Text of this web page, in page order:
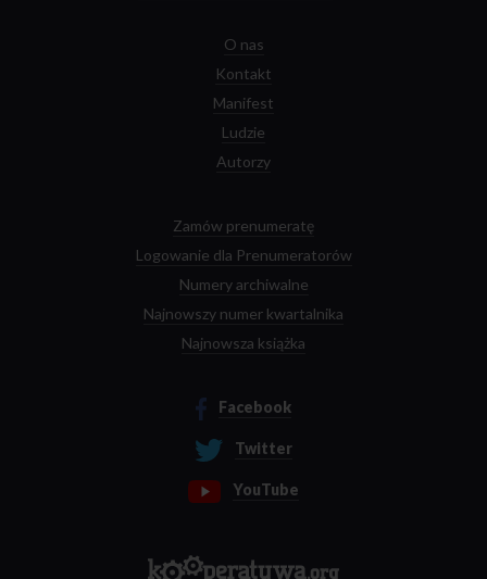
O nas
Kontakt
Manifest
Ludzie
Autorzy
Zamów prenumeratę
Logowanie dla Prenumeratorów
Numery archiwalne
Najnowszy numer kwartalnika
Najnowsza książka
Facebook
Twitter
YouTube